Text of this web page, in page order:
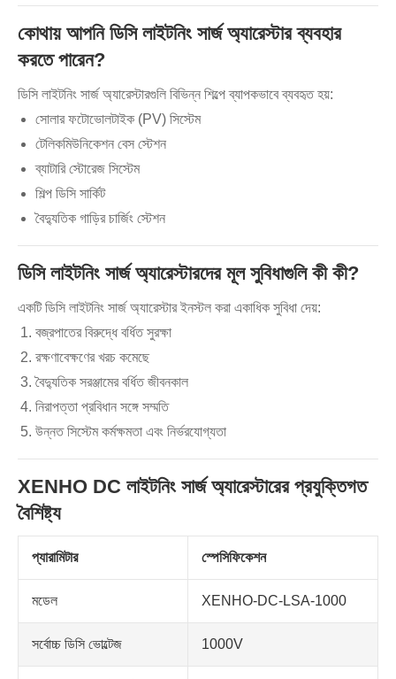
কোথায় আপনি ডিসি লাইটনিং সার্জ অ্যারেস্টার ব্যবহার
করতে পারেন?
ডিসি লাইটনিং সার্জ অ্যারেস্টারগুলি বিভিন্ন শিল্পে ব্যাপকভাবে ব্যবহৃত হয়:
সোলার ফটোভোলটাইক (PV) সিস্টেম
টেলিকমিউনিকেশন বেস স্টেশন
ব্যাটারি স্টোরেজ সিস্টেম
শিল্প ডিসি সার্কিট
বৈদ্যুতিক গাড়ির চার্জিং স্টেশন
ডিসি লাইটনিং সার্জ অ্যারেস্টারদের মূল সুবিধাগুলি কী কী?
একটি ডিসি লাইটনিং সার্জ অ্যারেস্টার ইনস্টল করা একাধিক সুবিধা দেয়:
বজ্রপাতের বিরুদ্ধে বর্ধিত সুরক্ষা
রক্ষণাবেক্ষণের খরচ কমেছে
বৈদ্যুতিক সরঞ্জামের বর্ধিত জীবনকাল
নিরাপত্তা প্রবিধান সঙ্গে সম্মতি
উন্নত সিস্টেম কর্মক্ষমতা এবং নির্ভরযোগ্যতা
XENHO DC লাইটনিং সার্জ অ্যারেস্টারের প্রযুক্তিগত
বৈশিষ্ট্য
প্যারামিটার স্পেসিফিকেশন
মডেল XENHO-DC-LSA-1000
সর্বোচ্চ ডিসি ভোল্টেজ 1000V